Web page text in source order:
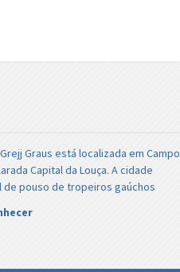
Graus está localizada em Campo
Capital da Louça. A cidade
de pouso de tropeiros gaúchos